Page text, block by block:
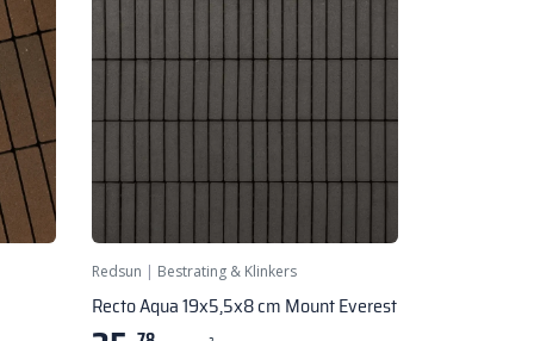
Redsun | Bestrating & Klinkers
Recto Aqua 19x5,5x8 cm Mount Everest